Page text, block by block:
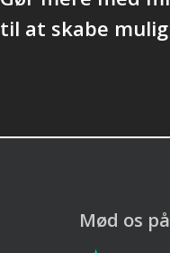
til at skabe
Mød os